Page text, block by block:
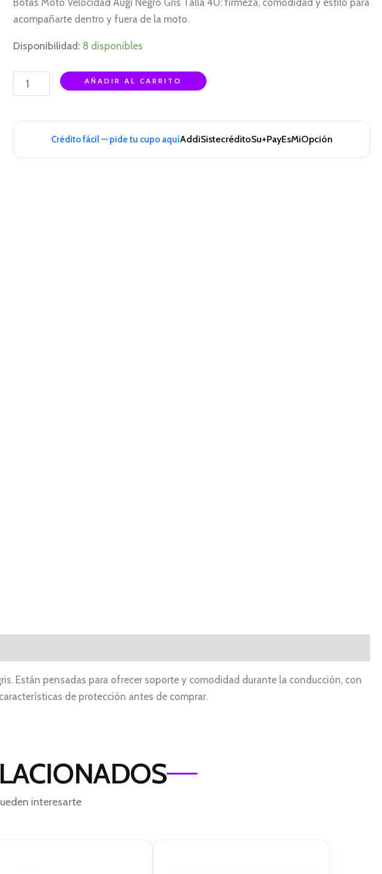
acompañarte dentro y fuera de la moto.
Disponibilidad: 8 disponibles
cantidad
AÑADIR AL CARRITO
Crédito fácil — pide tu cupo aquíAddiSistecréditoSu+PayEsMiOpción
Están pensadas para ofrecer soporte y comodidad durante la conducción, con
de protección antes de comprar.
interesarte